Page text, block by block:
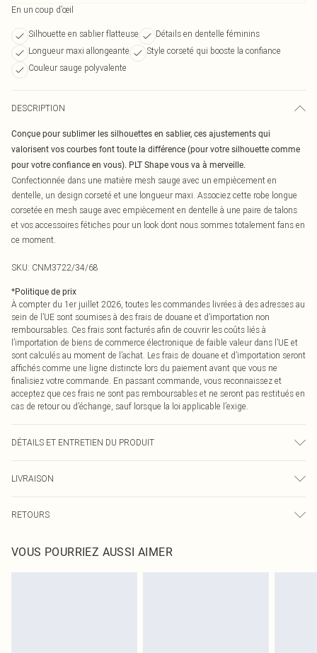
En un coup d’œil
Silhouette en sablier flatteuse
Détails en dentelle féminins
Longueur maxi allongeante
Style corseté qui booste la confiance
Couleur sauge polyvalente
DESCRIPTION
Conçue pour sublimer les silhouettes en sablier, ces ajustements qui
valorisent vos courbes font toute la différence (pour votre silhouette comme
pour votre confiance en vous). PLT Shape vous va à merveille.
Confectionnée dans une matière mesh sauge avec un empiècement en
dentelle, un design corseté et une longueur maxi. Associez cette robe longue
corsetée en mesh sauge avec empiècement en dentelle à une paire de talons
et vos accessoires fétiches pour un look dont nous sommes totalement fans en
ce moment.
SKU: CNM3722/34/68
*Politique de prix
À compter du 1er juillet 2026, toutes les commandes livrées à des adresses au
sein de l’UE sont soumises à des frais de douane et d’importation non
remboursables. Ces frais sont facturés afin de couvrir les coûts liés à
l’importation de biens de commerce électronique de faible valeur dans l’UE et
sont calculés au moment de l’achat. Les frais de douane et d’importation seront
affichés comme une ligne distincte lors du paiement avant que vous ne
finalisiez votre commande. En passant commande, vous reconnaissez et
acceptez que ces frais ne sont pas remboursables et ne seront pas restitués en
cas de retour ou d’échange, sauf lorsque la loi applicable l’exige.
DÉTAILS ET ENTRETIEN DU PRODUIT
des transferts de couleur peuvent se produire.
LIVRAISON
Livraison express France
Jusqu'à 2-3 jours ouvrables
RETOURS
pour nous retourner un article.
Veuillez noter que nous ne pouvons pas rembourser les masques tendance, les
VOUS POURRIEZ AUSSI AIMER